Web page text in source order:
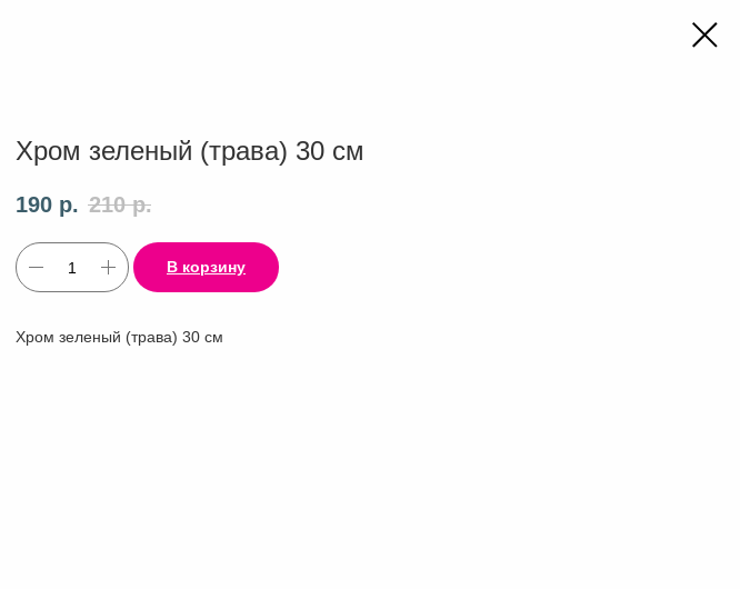
Хром зеленый (трава) 30 см
190 р. 210 р.
В корзину
Хром зеленый (трава) 30 см